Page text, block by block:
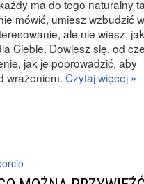
ma do tego naturalny
mówić, umiesz wzbudzić w
ale nie wiesz,
Ciebie. Dowiesz się, od
jak je poprowadzić, aby
wrażeniem. Czytaj więcej »